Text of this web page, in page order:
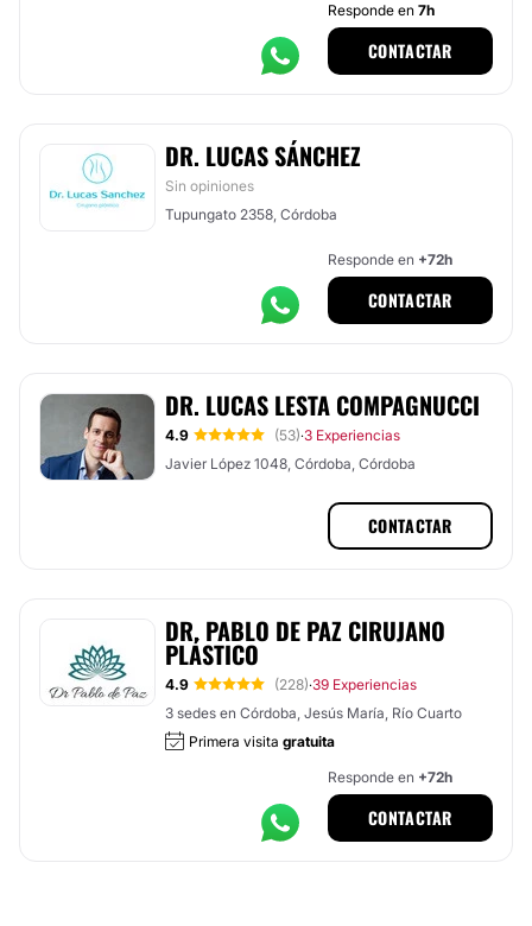
Responde en 7h
CONTACTAR
DR. LUCAS SÁNCHEZ
Sin opiniones
Tupungato 2358, Córdoba
Responde en +72h
CONTACTAR
DR. LUCAS LESTA COMPAGNUCCI
4.9 (53)·3 Experiencias
Javier López 1048, Córdoba, Córdoba
CONTACTAR
DR. PABLO DE PAZ CIRUJANO
PLÁSTICO
4.9 (228)·39 Experiencias
3 sedes en Córdoba, Jesús María, Río Cuarto
Primera visita gratuita
Responde en +72h
CONTACTAR